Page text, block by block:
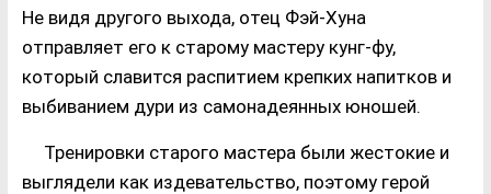
Не видя другого выхода, отец Фэй-Хуна
отправляет его к старому мастеру кунг-фу,
который славится распитием крепких напитков и
выбиванием дури из самонадеянных юношей.
Тренировки старого мастера были жестокие и
выглядели как издевательство, поэтому герой